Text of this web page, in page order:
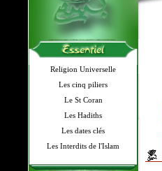
Religion Universelle
Les cinq piliers
Le St Coran
Les Hadiths
Les dates clés
Les Interdits de l'Islam